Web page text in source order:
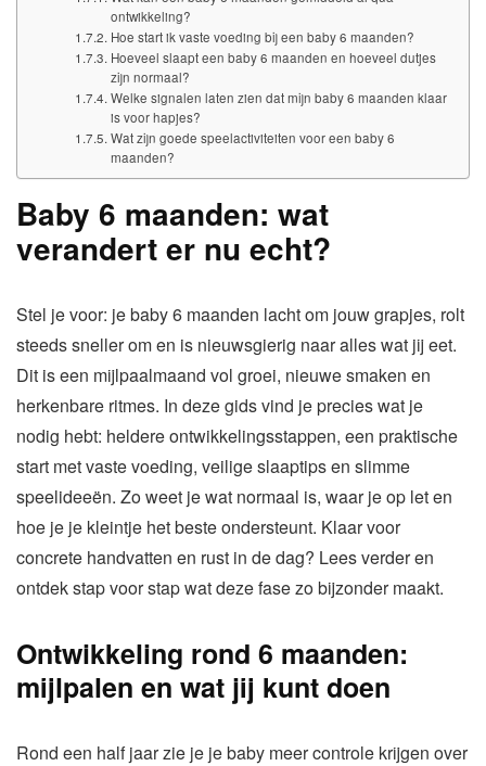
ontwikkeling?
Hoe start ik vaste voeding bij een baby 6 maanden?
Hoeveel slaapt een baby 6 maanden en hoeveel dutjes
zijn normaal?
Welke signalen laten zien dat mijn baby 6 maanden klaar
is voor hapjes?
Wat zijn goede speelactiviteiten voor een baby 6
maanden?
Baby 6 maanden: wat
verandert er nu echt?
Stel je voor: je baby 6 maanden lacht om jouw grapjes, rolt
steeds sneller om en is nieuwsgierig naar alles wat jij eet.
Dit is een mijlpaalmaand vol groei, nieuwe smaken en
herkenbare ritmes. In deze gids vind je precies wat je
nodig hebt: heldere ontwikkelingsstappen, een praktische
start met vaste voeding, veilige slaaptips en slimme
speelideeën. Zo weet je wat normaal is, waar je op let en
hoe je je kleintje het beste ondersteunt. Klaar voor
concrete handvatten en rust in de dag? Lees verder en
ontdek stap voor stap wat deze fase zo bijzonder maakt.
Ontwikkeling rond 6 maanden:
mijlpalen en wat jij kunt doen
Rond een half jaar zie je je baby meer controle krijgen over